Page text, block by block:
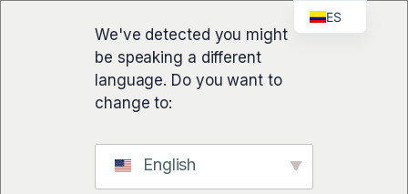
We've detected you might
be speaking a different
language. Do you want to
change to:
English
ES